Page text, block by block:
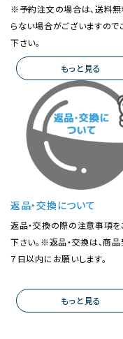
※予約注文の場合は、送料無
らない場合がございますので
下さい。
もっと見る
返品・交換について
返品・交換の際の注意事項を
下さい。※返品・交換は、商
７日以内にお願いします。
もっと見る